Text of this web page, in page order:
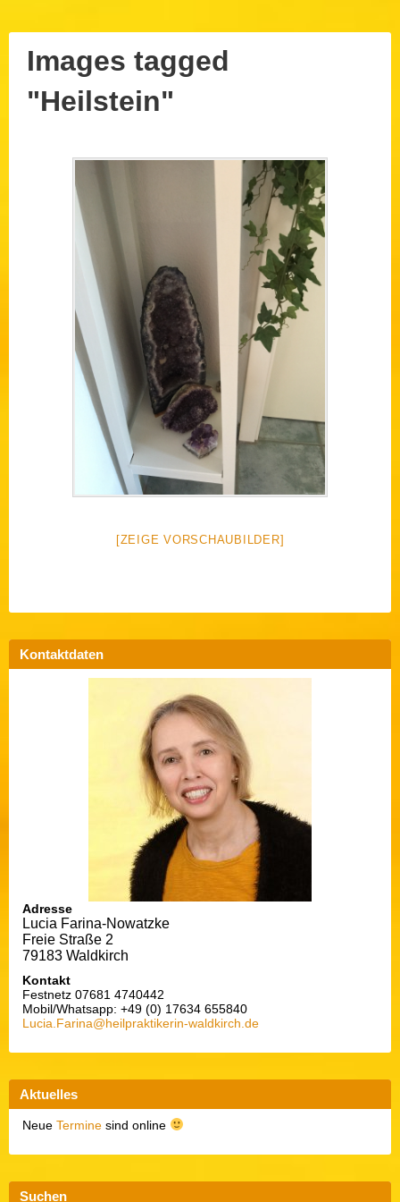
Images tagged
"Heilstein"
[ZEIGE VORSCHAUBILDER]
Kontaktdaten
Adresse
Lucia Farina-Nowatzke
Freie Straße 2
79183 Waldkirch
Kontakt
Festnetz 07681 4740442
Mobil/Whatsapp: +49 (0) 17634 655840
Lucia.Farina@heilpraktikerin-waldkirch.de
Aktuelles
Neue Termine sind online
Suchen